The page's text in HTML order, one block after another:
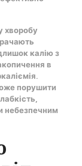
хворобу
калію з
в
порушити
небезпечним